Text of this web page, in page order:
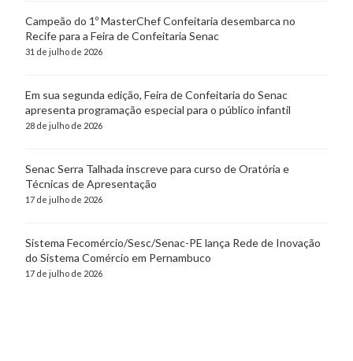
Campeão do 1º MasterChef Confeitaria desembarca no
Recife para a Feira de Confeitaria Senac
31 de julho de 2026
Em sua segunda edição, Feira de Confeitaria do Senac
apresenta programação especial para o público infantil
28 de julho de 2026
Senac Serra Talhada inscreve para curso de Oratória e
Técnicas de Apresentação
17 de julho de 2026
Sistema Fecomércio/Sesc/Senac-PE lança Rede de Inovação
do Sistema Comércio em Pernambuco
17 de julho de 2026